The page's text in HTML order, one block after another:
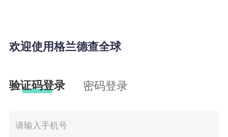
欢迎使用格兰德查全球
验证码登录 密码登录